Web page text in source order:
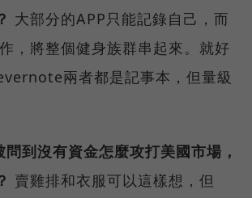
大部分的APP只能記錄自己，而
，將整個健身族群串起來。就好
兩者都是記事本，但量級
到沒有資金怎麼攻打美國市場，
賣雞排和衣服可以這樣想，但